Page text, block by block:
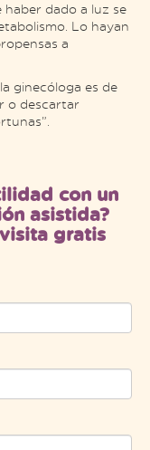
dado a luz se
Lo hayan
a
ginecóloga es de
o descartar
con un
asistida?
gratis